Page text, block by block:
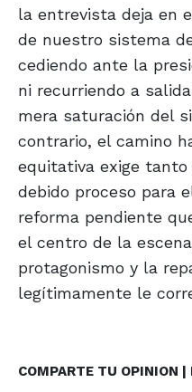
la entrevista deja en
de nuestro sistema
cediendo ante la
ni recurriendo a
mera saturación del
contrario, el camino
equitativa exige
debido proceso para
reforma pendiente
el centro de la
protagonismo y la
legítimamente le
COMPARTE TU OPINION